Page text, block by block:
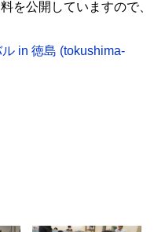
を公開していますので、
in 徳島 (tokushima-